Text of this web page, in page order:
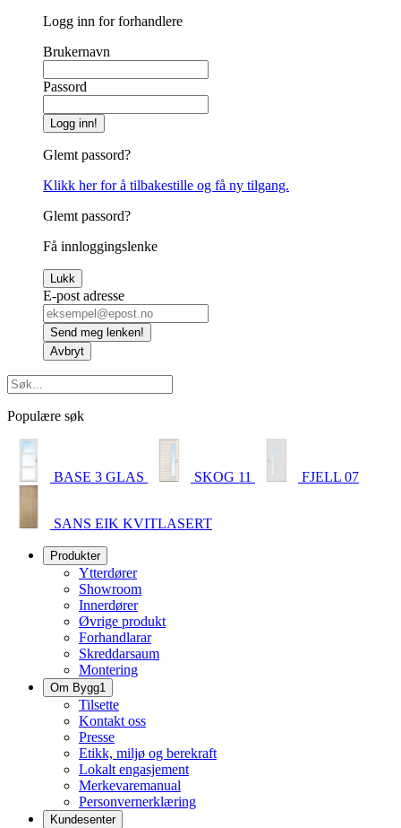
Logg inn for forhandlere
Brukernavn
Passord
Logg inn!
Glemt passord?
Klikk her for å tilbakestille og få ny tilgang.
Glemt passord?
Få innloggingslenke
Lukk
E-post adresse
Send meg lenken!
Avbryt
Populære søk
BASE 3 GLAS SKOG 11 FJELL 07
SANS EIK KVITLASERT
Produkter
Ytterdører
Showroom
Innerdører
Øvrige produkt
Forhandlarar
Skreddarsaum
Montering
Om Bygg1
Tilsette
Kontakt oss
Presse
Etikk, miljø og berekraft
Lokalt engasjement
Merkevaremanual
Personvernerklæring
Kundesenter